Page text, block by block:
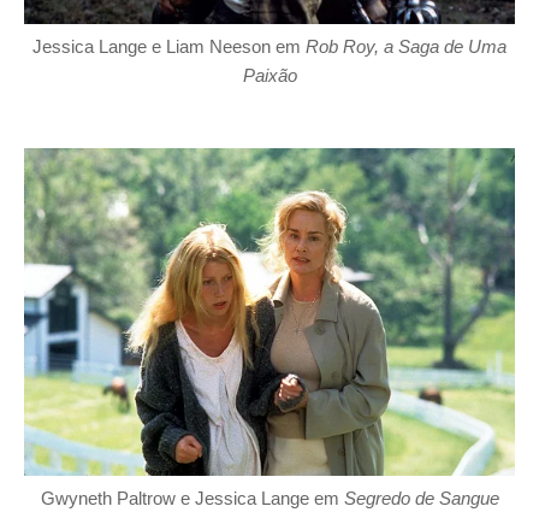
Jessica Lange e Liam Neeson em Rob Roy, a Saga de Uma
Paixão
Gwyneth Paltrow e Jessica Lange em Segredo de Sangue